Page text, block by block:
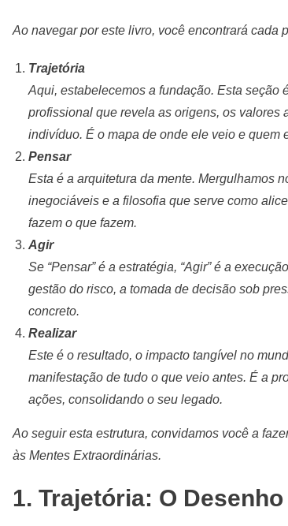
Ao navegar por este livro, você encontrará cada
Trajetória
Aqui, estabelecemos a fundação. Esta seção
profissional que revela as origens, os valores
indivíduo. É o mapa de onde ele veio e quem
Pensar
Esta é a arquitetura da mente. Mergulhamos
inegociáveis e a filosofia que serve como
fazem o que fazem.
Agir
Se “Pensar” é a estratégia, “Agir” é a
gestão do risco, a tomada de decisão sob
concreto.
Realizar
Este é o resultado, o impacto tangível no
manifestação de tudo o que veio antes. É a
ações, consolidando o seu legado.
Ao seguir esta estrutura, convidamos você a
às Mentes Extraordinárias.
1. Trajetória: O